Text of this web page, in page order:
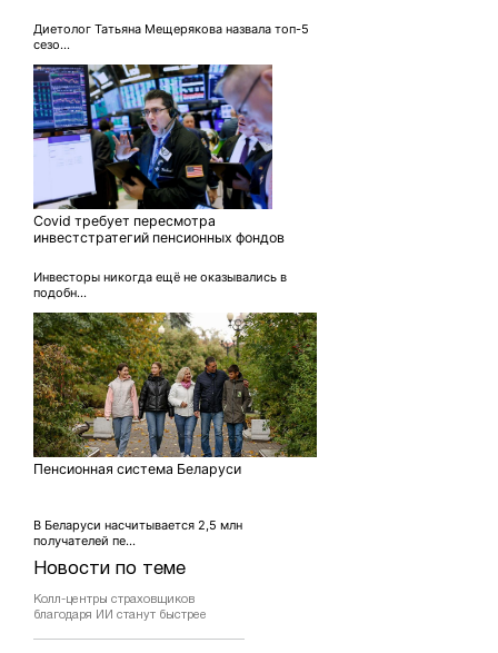
Новости по теме
Колл-центры страховщиков
благодаря ИИ станут быстрее
Диетолог Татьяна Мещерякова назвала топ-5
сезо...
Covid требует пересмотра
инвестстратегий пенсионных фондов
Инвесторы никогда ещё не оказывались в
подобн...
Пенсионная система Беларуси
В Беларуси насчитывается 2,5 млн
получателей пе...